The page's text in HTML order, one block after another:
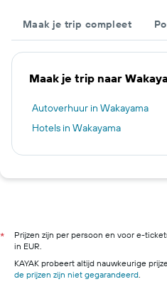
Maak je trip compleet
Maak je trip naar
Autoverhuur in Wakayama
Hotels in Wakayama
*
Prijzen zijn per persoon en voor e-
in EUR.
KAYAK probeert altijd nauwkeurige
de prijzen zijn niet gegarandeerd.